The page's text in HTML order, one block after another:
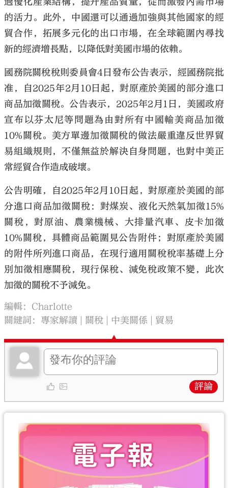
的活力。此外，中國還可以通過加強與其他國家的經
貿合作，拓展多元化的出口市場，在全球範圍內尋找
新的經濟增長點，以降低對美國市場的依賴。
國務院關稅稅則委員會4日發布公告表示，經國務院批
准，自2025年2月10日起，對原產於美國的部分進口
商品加徵關稅。公告表示，2025年2月1日，美國政府
宣布以芬太尼等問題為由對所有中國輸美商品加徵
10%關稅。美方單邊加徵關稅的做法嚴重違反世界貿
易組織規則，不僅無益於解決自身問題，也對中美正
常經貿合作造成破壞。
公告明確，自2025年2月10日起，對原產於美國的部
分進口商品加徵關稅：對煤炭、液化天然氣加徵15%
關稅，對原油、農業機械、大排量汽車、皮卡加徵
10%關稅，具體商品範圍見公告附件；對原產於美國
的附件所列進口商品，在現行適用關稅稅率基礎上分
別加徵相應關稅，現行保稅、減免稅政策不變，此次
加徵的關稅不予減免。
編輯：Charlotte
關鍵詞：專家解讀 關稅 中美關係 貿易
評論